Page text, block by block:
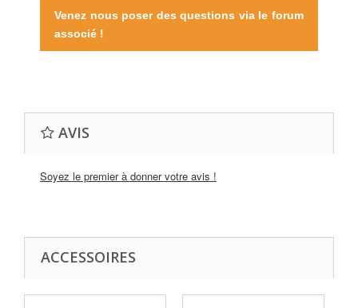
Venez nous poser des questions via le forum
associé !
AVIS
Soyez le premier à donner votre avis !
ACCESSOIRES